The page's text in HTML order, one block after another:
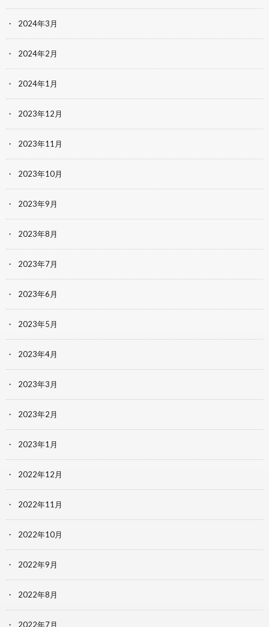
2024年3月
2024年2月
2024年1月
2023年12月
2023年11月
2023年10月
2023年9月
2023年8月
2023年7月
2023年6月
2023年5月
2023年4月
2023年3月
2023年2月
2023年1月
2022年12月
2022年11月
2022年10月
2022年9月
2022年8月
2022年7月